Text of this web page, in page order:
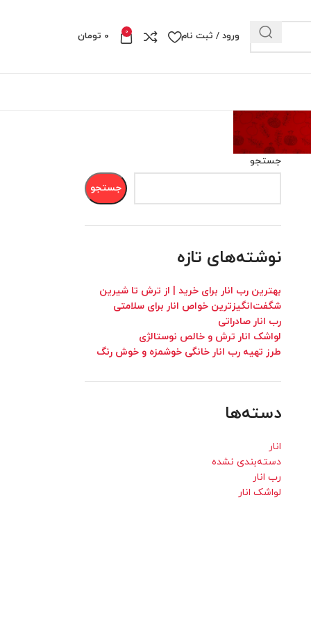
ورود / ثبت نام 0
0 تومان
جستجو
جستجو
نوشته‌های تازه
بهترین رب انار برای خرید | از ترش تا شیرین
شگفت‌انگیزترین خواص انار برای سلامتی
رب انار صادراتی
لواشک انار ترش و خالص نوستالژی
طرز تهیه رب انار خانگی خوشمزه و خوش رنگ
دسته‌ها
انار
دسته‌بندی نشده
رب انار
لواشک انار